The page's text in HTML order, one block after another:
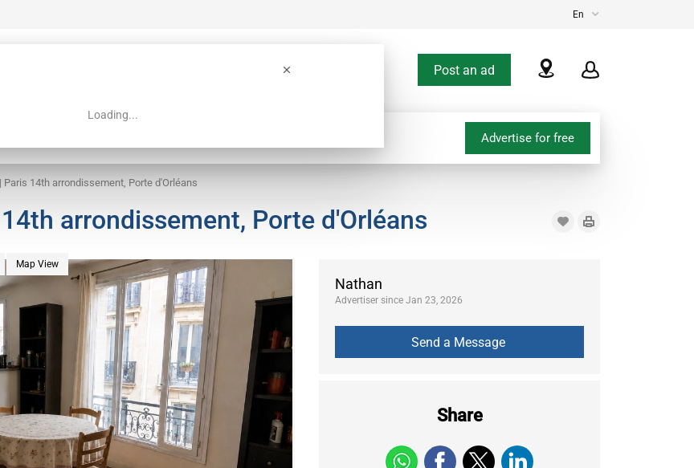
En
Loading...
Post an ad
Advertise for free
Paris 14th arrondissement, Porte d'Orléans
arrondissement, Porte d'Orléans
Nathan
Advertiser since Jan 23, 2026
Share
Map View